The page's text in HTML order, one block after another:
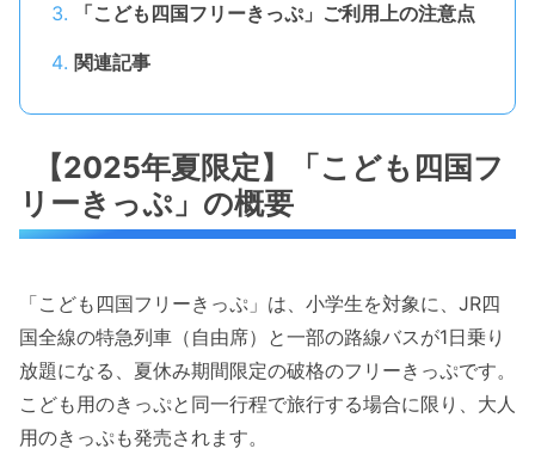
「こども四国フリーきっぷ」ご利用上の注意点
関連記事
【2025年夏限定】「こども四国フ
リーきっぷ」の概要
「こども四国フリーきっぷ」は、小学生を対象に、JR四
国全線の特急列車（自由席）と一部の路線バスが1日乗り
放題になる、夏休み期間限定の破格のフリーきっぷです。
こども用のきっぷと同一行程で旅行する場合に限り、大人
用のきっぷも発売されます。